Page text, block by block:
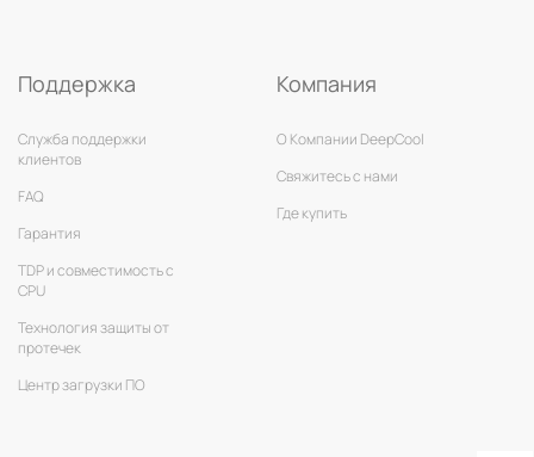
Поддержка
Служба поддержки
клиентов
FAQ
Гарантия
TDP и совместимость с
CPU
Технология защиты от
протечек
Центр загрузки ПО
Компания
О Компании DeepCool
Свяжитесь с нами
Где купить